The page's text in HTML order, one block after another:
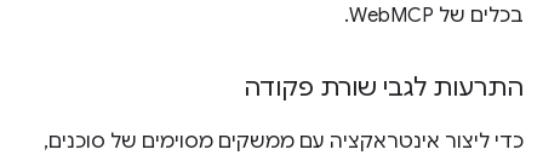
בכלים של WebMCP.
התרעות לגבי שורת פקודה
כדי ליצור אינטראקציה עם ממשקים מסוימים של סוכנים,